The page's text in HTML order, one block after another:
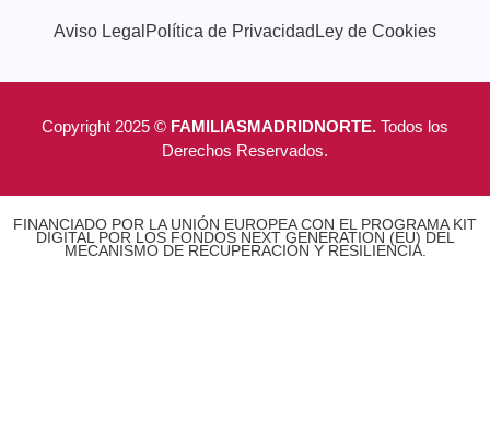
Aviso Legal Política de Privacidad Ley de Cookies
Copyright 2025 © FAMILIASMADRIDNORTE. Todos los
Derechos Reservados.
FINANCIADO POR LA UNIÓN EUROPEA CON EL PROGRAMA KIT
DIGITAL POR LOS FONDOS NEXT GENERATION (EU) DEL
MECANISMO DE RECUPERACIÓN Y RESILIENCIA.